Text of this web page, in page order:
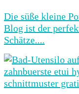
Die süße kleine
Blog ist der
Schätze....